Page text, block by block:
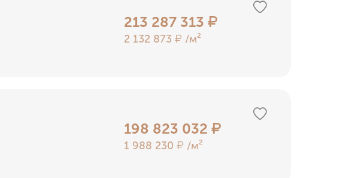
213 287 313 ₽
2 132 873 ₽ /м²
198 823 032 ₽
1 988 230 ₽ /м²